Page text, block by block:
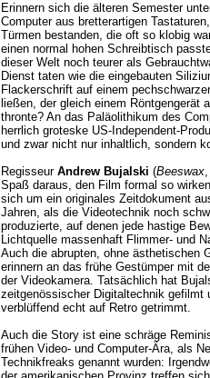
Erinnern sich die älteren Semester
Computer aus bretterartigen
Türmen bestanden, die oft so klobig
einen normal hohen Schreibtisch
dieser Welt noch teurer als
Dienst taten wie die eingebauten
Flackerschrift auf einem
ließen, der gleich einem Röntgengerät
thronte? An das Paläolithikum des
herrlich groteske US-Independent-
und zwar nicht nur inhaltlich, sondern
Regisseur Andrew Bujalski (Beeswax,
Spaß daraus, den Film formal so
sich um ein originales Zeitdokument
Jahren, als die Videotechnik noch
produzierte, auf denen jede hastige
Lichtquelle massenhaft Flimmer- und
Auch die abrupten, ohne ästhetischen
erinnern an das frühe Gestümper mit
der Videokamera. Tatsächlich hat
zeitgenössischer Digitaltechnik gefilmt
verblüffend echt auf Retro getrimmt.
Auch die Story ist eine schräge
frühen Video- und Computer-Ära, als
Technikfreaks genannt wurden: